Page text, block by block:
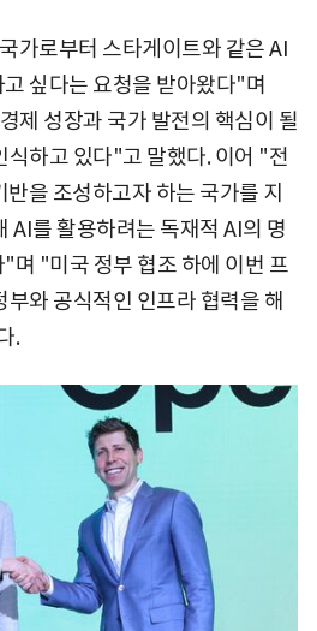
가로부터 스타게이트와 같은 AI
싶다는 요청을 받아왔다"며
제 성장과 국가 발전의 핵심이 될
식하고 있다"고 말했다. 이어 "전
을 조성하고자 하는 국가를 지
AI를 활용하려는 독재적 AI의 명
며 "미국 정부 협조 하에 이번 프
와 공식적인 인프라 협력을 해
.